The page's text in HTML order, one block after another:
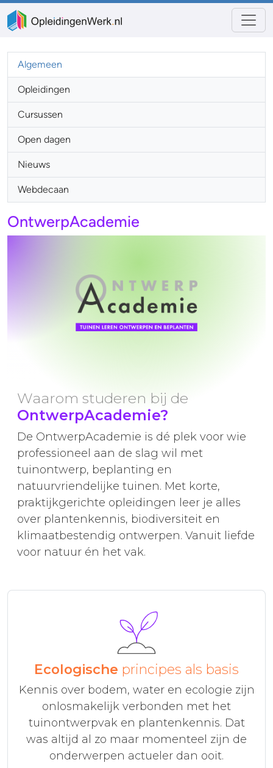
Algemeen
Opleidingen
Cursussen
Open dagen
Nieuws
Webdecaan
OntwerpAcademie
Waarom studeren bij de
OntwerpAcademie?
De OntwerpAcademie is dé plek voor wie
professioneel aan de slag wil met
tuinontwerp, beplanting en
natuurvriendelijke tuinen. Met korte,
praktijkgerichte opleidingen leer je alles
over plantenkennis, biodiversiteit en
klimaatbestendig ontwerpen. Vanuit liefde
voor natuur én het vak.
Ecologische principes als basis
Kennis over bodem, water en ecologie zijn
onlosmakelijk verbonden met het
tuinontwerpvak en plantenkennis. Dat
was altijd al zo maar momenteel zijn de
onderwerpen actueler dan ooit.